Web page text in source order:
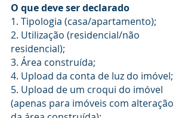
O que deve ser declarado
1. Tipologia (casa/apartamento);
2. Utilização (residencial/não
residencial);
3. Área construída;
4. Upload da conta de luz do imóvel;
5. Upload de um croqui do imóvel
(apenas para imóveis com alteração